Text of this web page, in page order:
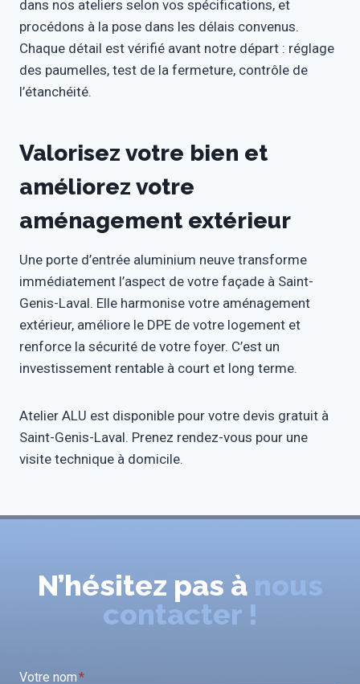
dans nos ateliers selon vos spécifications, et
procédons à la pose dans les délais convenus.
Chaque détail est vérifié avant notre départ : réglage
des paumelles, test de la fermeture, contrôle de
l’étanchéité.
Valorisez votre bien et
améliorez votre
aménagement extérieur
Une porte d’entrée aluminium neuve transforme
immédiatement l’aspect de votre façade à Saint-
Genis-Laval. Elle harmonise votre aménagement
extérieur, améliore le DPE de votre logement et
renforce la sécurité de votre foyer. C’est un
investissement rentable à court et long terme.
Atelier ALU est disponible pour votre devis gratuit à
Saint-Genis-Laval. Prenez rendez-vous pour une
visite technique à domicile.
N’hésitez pas à nous
contacter !
Votre nom*